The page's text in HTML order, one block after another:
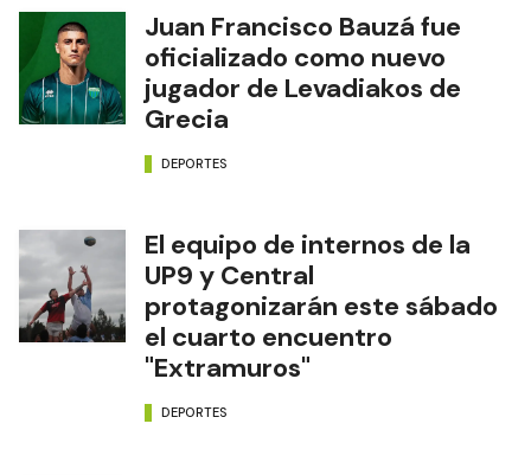
Juan Francisco Bauzá fue
oficializado como nuevo
jugador de Levadiakos de
Grecia
DEPORTES
El equipo de internos de la
UP9 y Central
protagonizarán este sábado
el cuarto encuentro
"Extramuros"
DEPORTES